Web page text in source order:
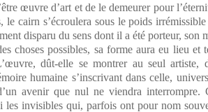
œuvre d’art et de le demeurer pour
le cairn s’écroulera sous le poids
disparu du sens dont il a été porteur, son
choses possibles, sa forme aura eu lieu et
dût-elle se montrer au seul artiste,
humaine s’inscrivant dans celle,
avenir que nul ne viendra interrompre.
les invisibles qui, parfois ont pour nom